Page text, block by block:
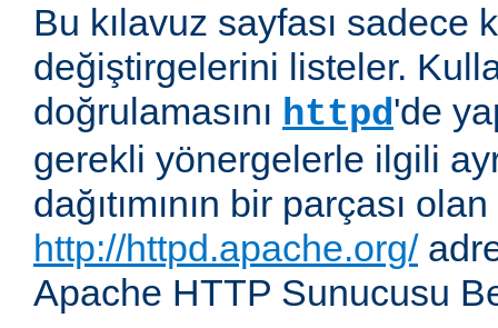
Bu kılavuz sayfası sadece
değiştirgelerini listeler.
doğrulamasını httpd'de
gerekli yönergelerle ilgili
dağıtımının bir parçası
http://httpd.apache.org/
Apache HTTP Sunucusu